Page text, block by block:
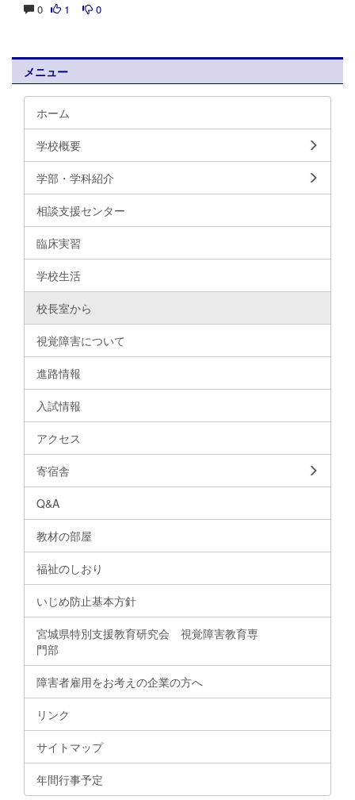
0 1 0
メニュー
ホーム
学校概要
学部・学科紹介
相談支援センター
臨床実習
学校生活
校長室から
視覚障害について
進路情報
入試情報
アクセス
寄宿舎
Q&A
教材の部屋
福祉のしおり
いじめ防止基本方針
宮城県特別支援教育研究会 視覚障害教育専
門部
障害者雇用をお考えの企業の方へ
リンク
サイトマップ
年間行事予定